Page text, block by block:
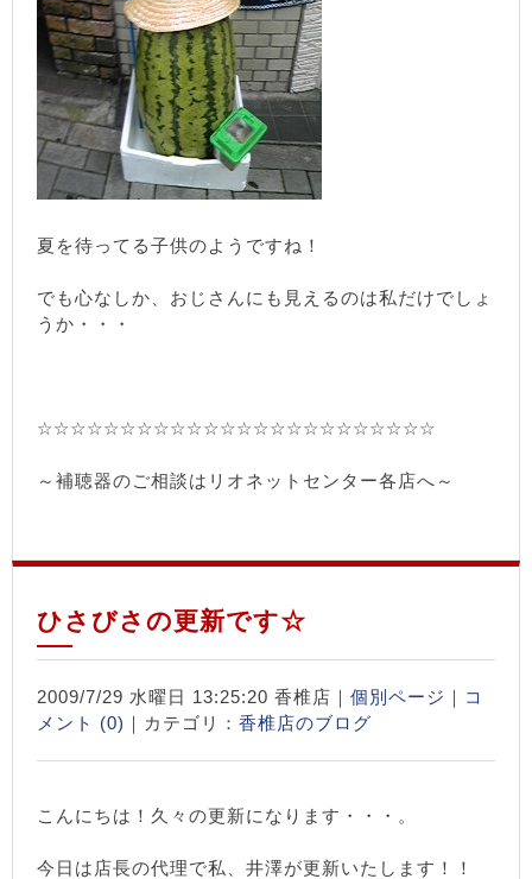
夏を待ってる子供のようですね！
でも心なしか、おじさんにも見えるのは私だけでしょ
うか・・・
☆☆☆☆☆☆☆☆☆☆☆☆☆☆☆☆☆☆☆☆☆☆☆☆
～補聴器のご相談はリオネットセンター各店へ～
ひさびさの更新です☆
2009/7/29 水曜日 13:25:20 香椎店｜ 個別ページ ｜ コ
メント (0) ｜カテゴリ： 香椎店のブログ
こんにちは！久々の更新になります・・・。
今日は店長の代理で私、井澤が更新いたします！！